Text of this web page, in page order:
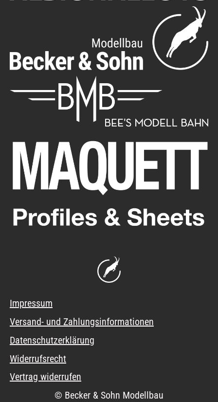
Impressum
Versand- und Zahlungsinformationen
Datenschutzerklärung
Widerrufsrecht
Vertrag widerrufen
© Becker & Sohn Modellbau